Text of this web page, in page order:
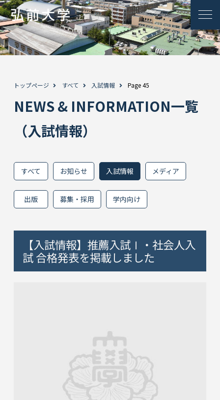
トップページ すべて 入試情報 Page 45
NEWS & INFORMATION一覧
（入試情報）
すべて お知らせ 入試情報 メディア
出版 募集・採用 学内向け
【入試情報】推薦入試Ⅰ・社会人入
試 合格発表を掲載しました